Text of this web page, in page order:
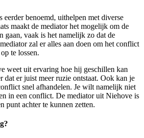
eerder benoemd, uithelpen met diverse
maakt de mediator het mogelijk om de
gaan, vaak is het namelijk zo dat de
zal er alles aan doen om het conflict
te lossen.
weet uit ervaring hoe hij geschillen kan
dat er juist meer ruzie ontstaat. Ook kan je
snel afhandelen. Je wilt namelijk niet
in een conflict. De mediator uit Niehove is
punt achter te kunnen zetten.